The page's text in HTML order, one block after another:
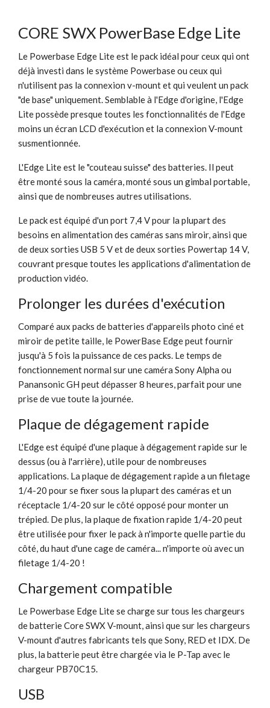
CORE SWX PowerBase Edge Lite
Le Powerbase Edge Lite est le pack idéal pour ceux qui ont
déjà investi dans le système Powerbase ou ceux qui
n'utilisent pas la connexion v-mount et qui veulent un pack
"de base" uniquement. Semblable à l'Edge d'origine, l'Edge
Lite possède presque toutes les fonctionnalités de l'Edge
moins un écran LCD d'exécution et la connexion V-mount
susmentionnée.
L'Edge Lite est le "couteau suisse" des batteries. Il peut
être monté sous la caméra, monté sous un gimbal portable,
ainsi que de nombreuses autres utilisations.
Le pack est équipé d'un port 7,4 V pour la plupart des
besoins en alimentation des caméras sans miroir, ainsi que
de deux sorties USB 5 V et de deux sorties Powertap 14 V,
couvrant presque toutes les applications d'alimentation de
production vidéo.
Prolonger les durées d'exécution
Comparé aux packs de batteries d'appareils photo ciné et
miroir de petite taille, le PowerBase Edge peut fournir
jusqu'à 5 fois la puissance de ces packs. Le temps de
fonctionnement normal sur une caméra Sony Alpha ou
Panansonic GH peut dépasser 8 heures, parfait pour une
prise de vue toute la journée.
Plaque de dégagement rapide
L'Edge est équipé d'une plaque à dégagement rapide sur le
dessus (ou à l'arrière), utile pour de nombreuses
applications. La plaque de dégagement rapide a un filetage
1/4-20 pour se fixer sous la plupart des caméras et un
réceptacle 1/4-20 sur le côté opposé pour monter un
trépied. De plus, la plaque de fixation rapide 1/4-20 peut
être utilisée pour fixer le pack à n'importe quelle partie du
côté, du haut d'une cage de caméra... n'importe où avec un
filetage 1/4-20 !
Chargement compatible
Le Powerbase Edge Lite se charge sur tous les chargeurs
de batterie Core SWX V-mount, ainsi que sur les chargeurs
V-mount d'autres fabricants tels que Sony, RED et IDX. De
plus, la batterie peut être chargée via le P-Tap avec le
chargeur PB70C15.
USB